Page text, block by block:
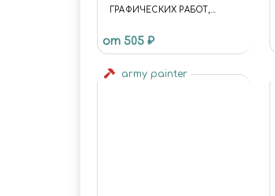
ГРАФИЧЕСКИХ РАБОТ,
НЕРЖАВЕЮЩЕЙ СТАЛИ,
9ММ
от 505 ₽
army painter